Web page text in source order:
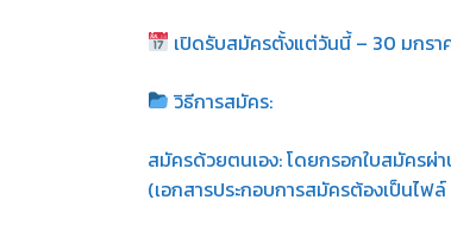
เปิดรับสมัครตั้งแต่วันนี้ – 30 มกรา
วิธีการสมัคร:
สมัครด้วยตนเอง: โดยกรอกใบสมัครผ่
(เอกสารประกอบการสมัครต้องเป็นไฟ